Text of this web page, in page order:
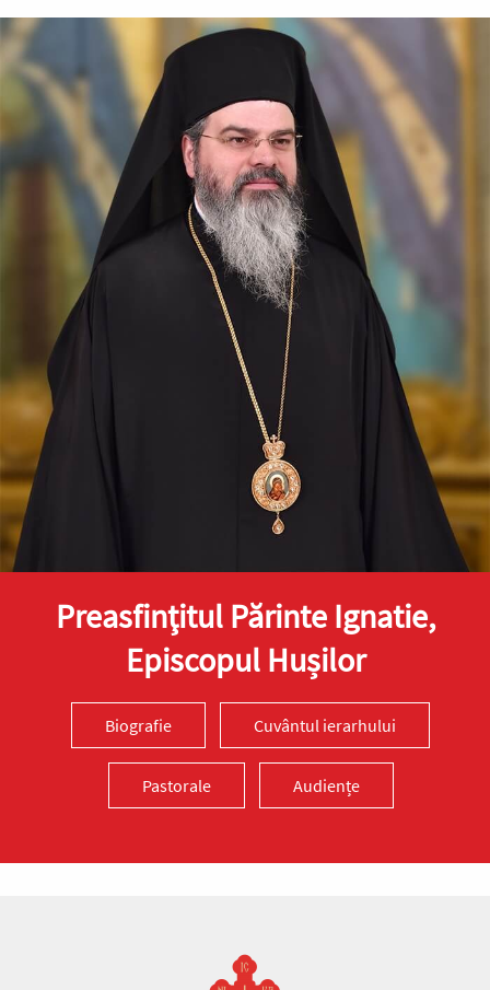
Preasfinţitul Părinte Ignatie,
Episcopul Hușilor
Biografie Cuvântul ierarhului
Pastorale Audiențe